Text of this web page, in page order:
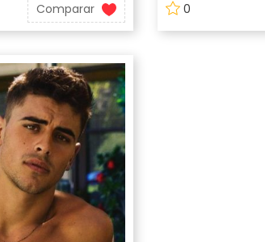
Comparar 0